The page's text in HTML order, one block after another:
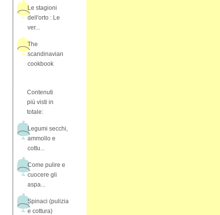
Le stagioni
dell'orto : Le
ver...
The
scandinavian
cookbook
Contenuti
più visti in
totale:
Legumi secchi,
ammollo e
cottu...
Come pulire e
cuocere gli
aspa...
Spinaci (pulizia
e cottura)